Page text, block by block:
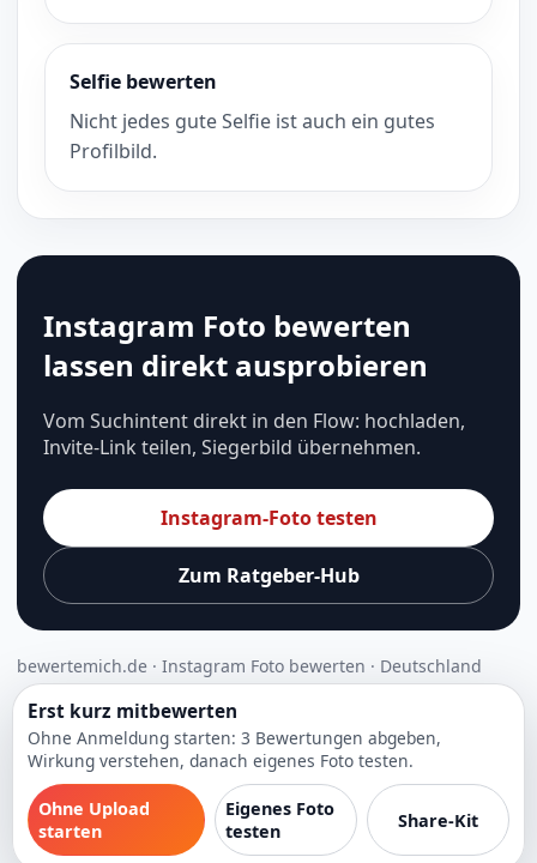
Selfie bewerten
Nicht jedes gute Selfie ist auch ein gutes
Profilbild.
Instagram Foto bewerten
lassen direkt ausprobieren
Vom Suchintent direkt in den Flow: hochladen,
Invite-Link teilen, Siegerbild übernehmen.
Instagram-Foto testen
Zum Ratgeber-Hub
bewertemich.de · Instagram Foto bewerten · Deutschland
Erst kurz mitbewerten
Ohne Anmeldung starten: 3 Bewertungen abgeben,
Wirkung verstehen, danach eigenes Foto testen.
Ohne Upload
starten
Eigenes Foto
testen
Share-Kit